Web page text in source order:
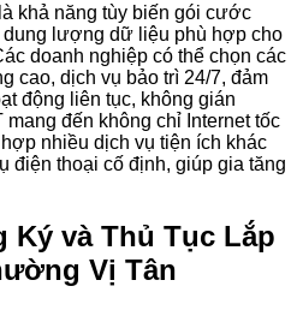
khả năng tùy biến gói cước
dung lượng dữ liệu phù hợp cho
doanh nghiệp có thể chọn các
cao, dịch vụ bảo trì 24/7, đảm
động liên tục, không gián
đến không chỉ Internet tốc
nhiều dịch vụ tiện ích khác
điện thoại cố định, giúp gia tăng
Ký và Thủ Tục Lắp
Vị Tân